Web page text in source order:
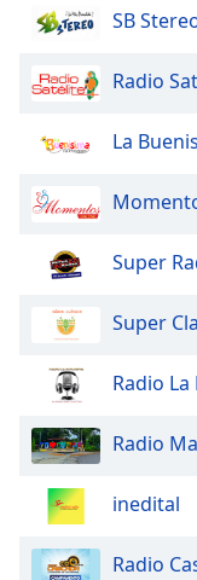
dialog
Escape
cancel
close
window.
Opacity
Text
Background
Color
SB
Radio
La
Super
Super
Radio La
Radio
inedital
Radio